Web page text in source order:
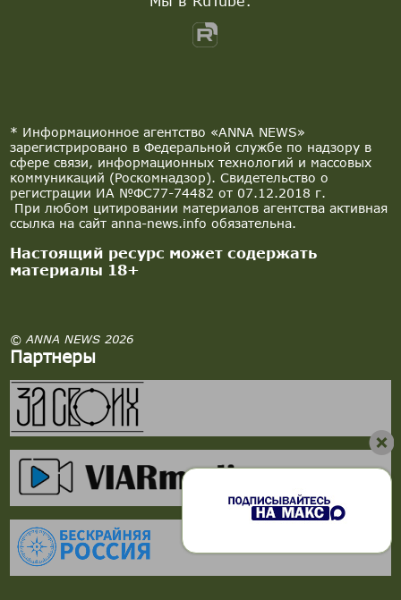
* Информационное агентство «ANNA NEWS»
зарегистрировано в Федеральной службе по надзору в
сфере связи, информационных технологий и массовых
коммуникаций (Роскомнадзор). Свидетельство о
регистрации ИА №ФС77-74482 от 07.12.2018 г.
При любом цитировании материалов агентства активная
ссылка на сайт anna-news.info обязательна.
Настоящий ресурс может содержать
материалы 18+
© ANNA NEWS 2026
Партнеры